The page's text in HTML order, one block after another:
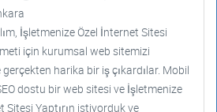
İşletmenize Özel İnternet Sitesi
için kurumsal web sitemizi
harika bir iş çıkardılar. Mobil
dostu bir web sitesi ve İşletmenize
Sitesi Yaptırın istiyorduk ve